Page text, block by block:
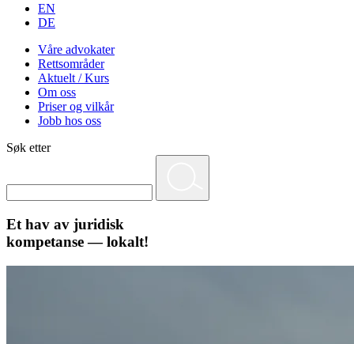
EN
DE
Våre advokater
Rettsområder
Aktuelt / Kurs
Om oss
Priser og vilkår
Jobb hos oss
Søk etter
Et hav av juridisk
kompetanse — lokalt!